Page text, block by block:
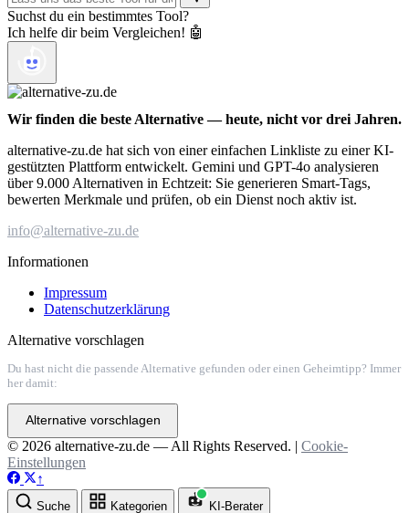
Suchst du ein bestimmtes Tool?
Ich helfe dir beim Vergleichen! 🤖
Wir finden die beste Alternative — heute, nicht vor drei Jahren.
alternative-zu.de hat sich von einer einfachen Linkliste zu einer KI-
gestützten Plattform entwickelt. Gemini und GPT-4o analysieren
über 9.000 Alternativen in Echtzeit: Sie generieren Smart-Tags,
bewerten Merkmale und prüfen, ob ein Dienst noch aktiv ist.
info@alternative-zu.de
Informationen
Impressum
Datenschutzerklärung
Alternative vorschlagen
Du hast nicht die passende Alternative gefunden oder einen Geheimtipp? Immer
her damit:
Alternative vorschlagen
© 2026 alternative-zu.de — All Rights Reserved. | Cookie-
Einstellungen
↑
Suche Kategorien KI-Berater